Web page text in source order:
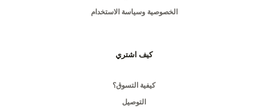
الخصوصية وسياسة الاستخدام
كيف اشتري
كيفية التسوق؟
التوصيل